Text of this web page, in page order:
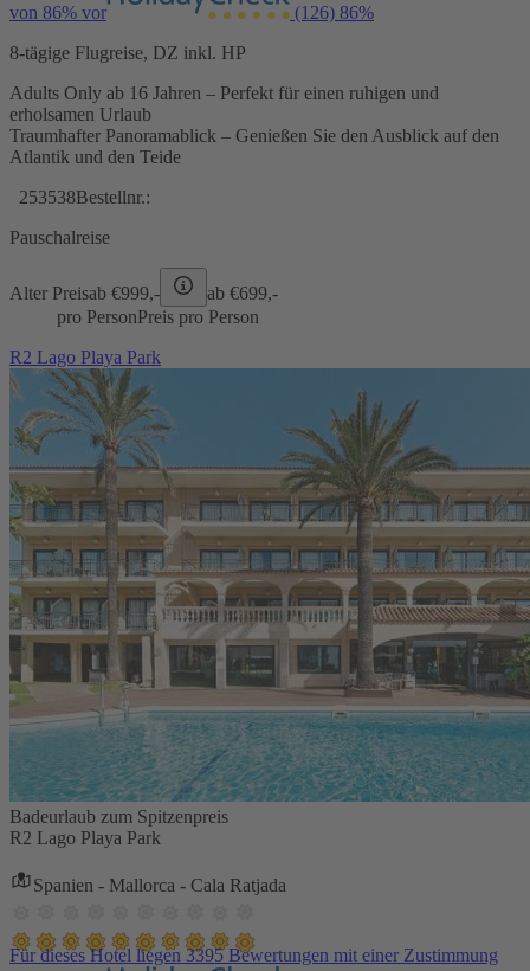
von 86% vor (126) 86%
8-tägige Flugreise, DZ inkl. HP
Adults Only ab 16 Jahren – Perfekt für einen ruhigen und
erholsamen Urlaub
Traumhafter Panoramablick – Genießen Sie den Ausblick auf den
Atlantik und den Teide
253538Bestellnr.:
Pauschalreise
Alter Preisab €999,- ab €699,-
pro PersonPreis pro Person
R2 Lago Playa Park
Badeurlaub zum Spitzenpreis
R2 Lago Playa Park
Spanien - Mallorca - Cala Ratjada
Für dieses Hotel liegen 3395 Bewertungen mit einer Zustimmung